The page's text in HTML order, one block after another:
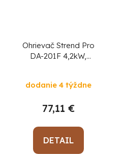
Ohrievač Strend Pro
DA-201F 4,2kW,
plynu
dodanie 4 týždne
77,11 €
DETAIL